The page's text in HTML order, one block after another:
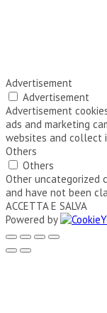
Advertisement
Advertisement
Advertisement
ads and marketing
websites and collect
Others
Others
Other uncategorized
and have not been
ACCETTA E SALVA
Powered by